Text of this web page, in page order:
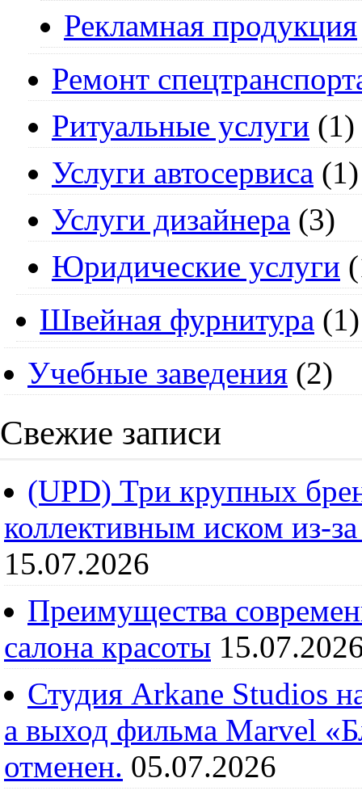
Рекламная продукция
Ремонт
Ритуальные услуги (1)
Услуги автосервиса (1)
Услуги дизайнера (3)
Юридические услуги
Швейная фурнитура (1)
Учебные заведения (2)
Свежие записи
(UPD) Три крупных
коллективным иском из-
15.07.2026
Преимущества
салона красоты
Студия Arkane Studios
а выход фильма Marvel
отменен. 05.07.2026